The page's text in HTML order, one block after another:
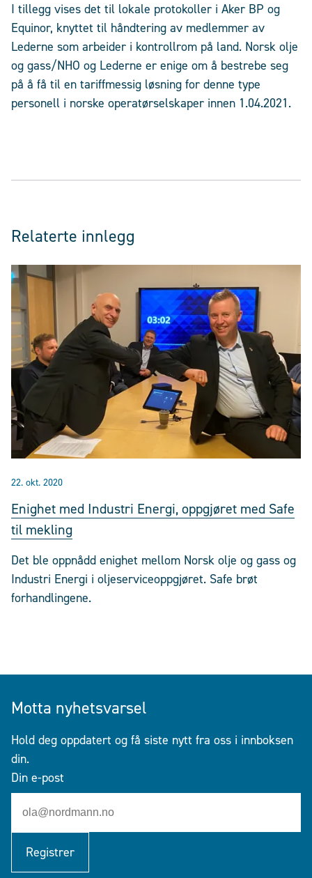
I tillegg vises det til lokale protokoller i Aker BP og
Equinor, knyttet til håndtering av medlemmer av
Lederne som arbeider i kontrollrom på land. Norsk olje
og gass/NHO og Lederne er enige om å bestrebe seg
på å få til en tariffmessig løsning for denne type
personell i norske operatørselskaper innen 1.04.2021.
Relaterte innlegg
22. okt. 2020
Enighet med Industri Energi, oppgjøret med Safe
til mekling
Det ble oppnådd enighet mellom Norsk olje og gass og
Industri Energi i oljeserviceoppgjøret. Safe brøt
forhandlingene.
Motta nyhetsvarsel
Hold deg oppdatert og få siste nytt fra oss i innboksen
din.
Din e-post
Registrer